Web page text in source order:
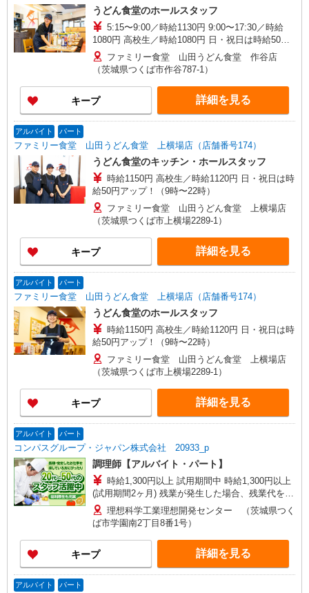
うどん食堂のホールスタッフ
5:15〜9:00／時給1130円 9:00〜17:30／時給
1080円 高校生／時給1080円 日・祝日は時給50円
アップ！（9時〜22時）
ファミリー食堂 山田うどん食堂 作谷店
（茨城県つくば市作谷787-1）
キープ 詳細を見る
アルバイト パート
ファミリー食堂 山田うどん食堂 上横場店（店舗番号174）
うどん食堂のキッチン・ホールスタッフ
時給1150円 高校生／時給1120円 日・祝日は時
給50円アップ！（9時〜22時）
ファミリー食堂 山田うどん食堂 上横場店
（茨城県つくば市上横場2289-1）
キープ 詳細を見る
アルバイト パート
ファミリー食堂 山田うどん食堂 上横場店（店舗番号174）
うどん食堂のホールスタッフ
時給1150円 高校生／時給1120円 日・祝日は時
給50円アップ！（9時〜22時）
ファミリー食堂 山田うどん食堂 上横場店
（茨城県つくば市上横場2289-1）
キープ 詳細を見る
アルバイト パート
コンパスグループ・ジャパン株式会社 20933_p
調理師【アルバイト・パート】
時給1,300円以上 試用期間中 時給1,300円以上
(試用期間2ヶ月) 残業が発生した場合、残業代を1
分単位で別途支給します。
理想科学工業理想開発センター （茨城県つく
ば市学園南2丁目8番1号）
キープ 詳細を見る
アルバイト パート